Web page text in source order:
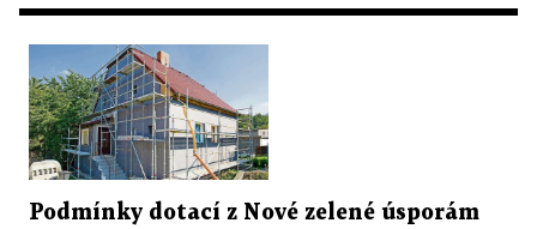
Podmínky dotací z Nové zelené úsporám